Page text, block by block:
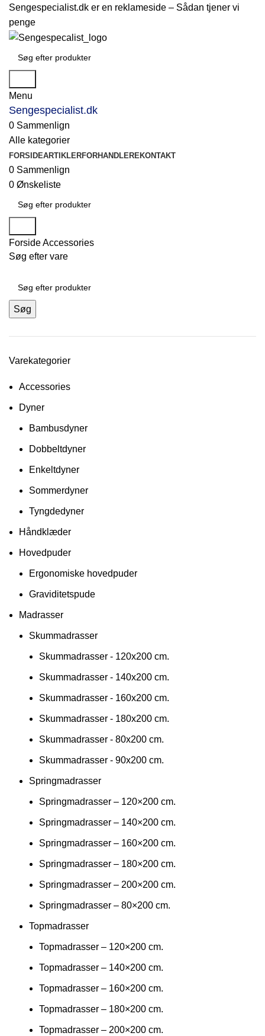
Sengespecialist.dk er en reklameside – Sådan tjener vi
penge
Menu
Sengespecialist.dk
0 Sammenlign
Alle kategorier
FORSIDEARTIKLERFORHANDLEREKONTAKT
0 Sammenlign
0 Ønskeliste
ForsideAccessories
Søg efter vare
Søg
Varekategorier
Accessories
Dyner
Bambusdyner
Dobbeltdyner
Enkeltdyner
Sommerdyner
Tyngdedyner
Håndklæder
Hovedpuder
Ergonomiske hovedpuder
Graviditetspude
Madrasser
Skummadrasser
Skummadrasser - 120x200 cm.
Skummadrasser - 140x200 cm.
Skummadrasser - 160x200 cm.
Skummadrasser - 180x200 cm.
Skummadrasser - 80x200 cm.
Skummadrasser - 90x200 cm.
Springmadrasser
Springmadrasser – 120×200 cm.
Springmadrasser – 140×200 cm.
Springmadrasser – 160×200 cm.
Springmadrasser – 180×200 cm.
Springmadrasser – 200×200 cm.
Springmadrasser – 80×200 cm.
Topmadrasser
Topmadrasser – 120×200 cm.
Topmadrasser – 140×200 cm.
Topmadrasser – 160×200 cm.
Topmadrasser – 180×200 cm.
Topmadrasser – 200×200 cm.